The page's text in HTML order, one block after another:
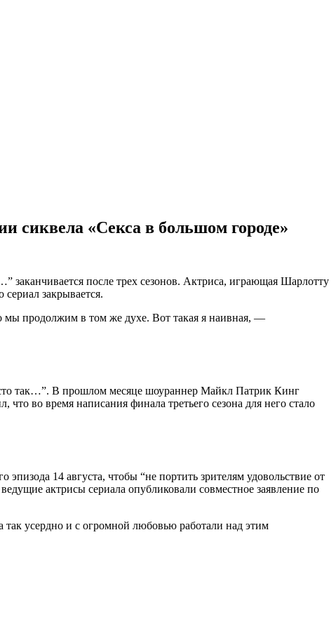
сиквела «Секса в большом городе»
заканчивается после трех сезонов. Актриса, играющая Шарлотту
закрывается.
мы продолжим в том же духе. Вот такая я наивная, —
так…”. В прошлом месяце шоураннер Майкл Патрик Кинг
во время написания финала третьего сезона для него стало
14 августа, чтобы “не портить зрителям удовольствие от
актрисы сериала опубликовали совместное заявление по
усердно и с огромной любовью работали над этим